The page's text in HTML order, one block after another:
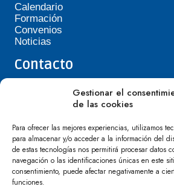
Gestionar el
de las cookies
Para ofrecer las mejores experiencias, utilizamos
para almacenar y/o acceder a la información del
de estas tecnologías nos permitirá procesar datos
navegación o las identificaciones únicas en este
consentimiento, puede afectar negativamente a
funciones.
Calendario
Formación
Convenios
Noticias
Contacto
Teléfono de Asepavi: 623 394
asepavi20@gmail.com
Villafranca